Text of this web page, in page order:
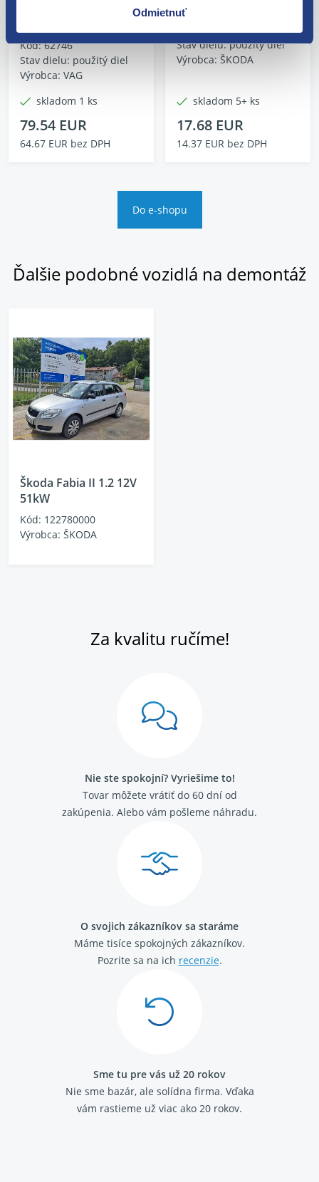
Odmietnuť
Kód: 62746
Stav dielu: použitý diel
Výrobca: VAG
skladom 1 ks
79.54 EUR
64.67 EUR bez DPH
6Y0011031
Kód: 55004
Stav dielu: použitý diel
Výrobca: ŠKODA
skladom 5+ ks
17.68 EUR
14.37 EUR bez DPH
Do e-shopu
Ďalšie podobné vozidlá na demontáž
Škoda Fabia II 1.2 12V
51kW
Kód: 122780000
Výrobca: ŠKODA
Za kvalitu ručíme!
Nie ste spokojní? Vyriešime to!
Tovar môžete vrátiť do 60 dní od
zakúpenia. Alebo vám pošleme náhradu.
O svojich zákazníkov sa staráme
Máme tisíce spokojných zákazníkov.
Pozrite sa na ich recenzie.
Sme tu pre vás už 20 rokov
Nie sme bazár, ale solídna firma. Vďaka
vám rastieme už viac ako 20 rokov.